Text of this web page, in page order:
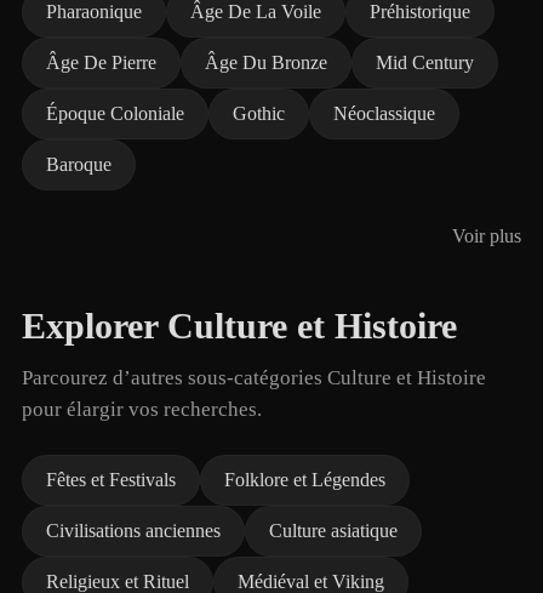
Pharaonique Âge De La Voile Préhistorique
Âge De Pierre Âge Du Bronze Mid Century
Époque Coloniale Gothic Néoclassique
Baroque
Voir plus
Explorer Culture et Histoire
Parcourez d’autres sous-catégories Culture et Histoire
pour élargir vos recherches.
Fêtes et Festivals Folklore et Légendes
Civilisations anciennes Culture asiatique
Religieux et Rituel Médiéval et Viking